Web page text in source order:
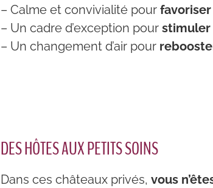
– Calme et convivialité pour
– Un cadre d’exception pourstimuler
– Un changement d’air pour
DES HÔTES AUX PETITS SOINS
Dans ces châteaux privés,vous